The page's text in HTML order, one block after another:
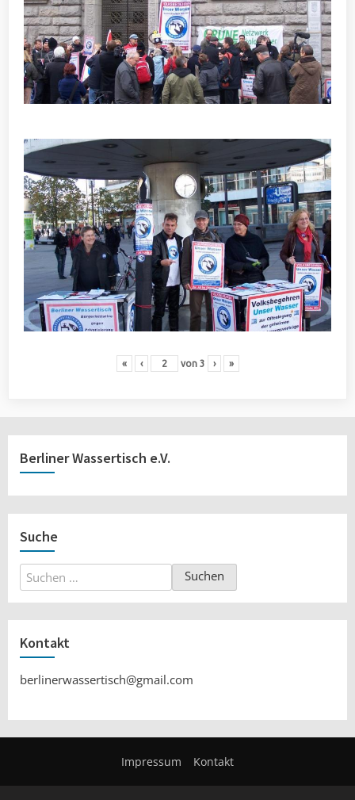
« ‹ von 3 › »
Berliner Wassertisch e.V.
Suche
Suchen
nach:
Kontakt
berlinerwassertisch@gmail.com
Impressum Kontakt